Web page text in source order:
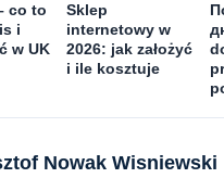
co to
i
w UK
Sklep
internetowy w
2026: jak założyć
i ile kosztuje
Nowak Wisniewski